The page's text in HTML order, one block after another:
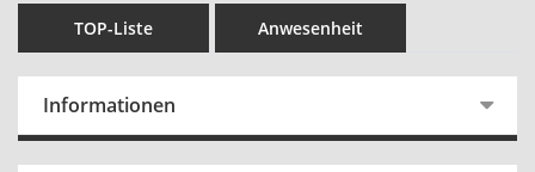
TOP-Liste Anwesenheit
Informationen